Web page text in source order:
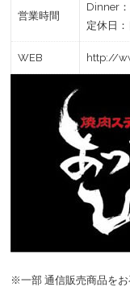
営業時間
Dinner
定休日
WEB http://
※一部 通信販売商品をお